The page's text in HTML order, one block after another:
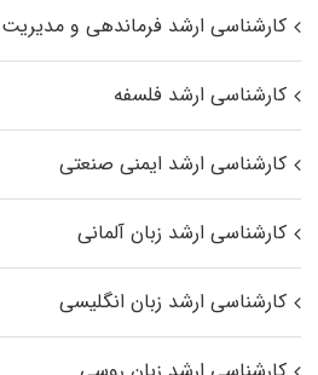
کارشناسی ارشد فرماندهی و
کارشناسی ارشد فلسفه
کارشناسی ارشد ایمنی صنعتی
کارشناسی ارشد زبان آلمانی
کارشناسی ارشد زبان انگلیسی